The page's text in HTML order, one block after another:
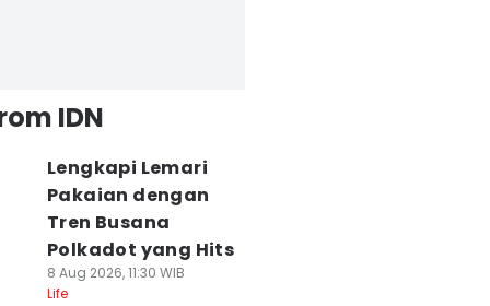
IDN
Lengkapi Lemari
Pakaian dengan
Tren Busana
Polkadot yang Hits
8 Aug 2026, 11:30 WIB
Life